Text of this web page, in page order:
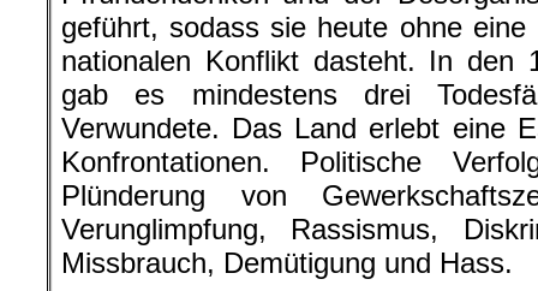
geführt, sodass sie heute ohne
nationalen Konflikt dasteht. In den
gab es mindestens drei
Verwundete. Das Land erlebt eine
Konfrontationen. Politische
Plünderung von
Verunglimpfung, Rassismus,
Missbrauch, Demütigung und Hass.